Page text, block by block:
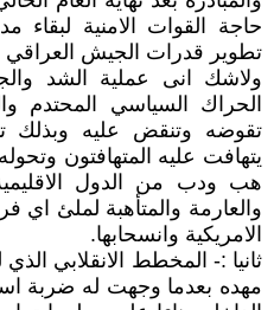
حاجة القوات الامنية
تطوير قدرات الجيش العراقي
ولاشك انى عملية الشد
الحراك السياسي المحتدم
تقوضه وتنقض عليه وبذلك
يتهافت عليه المتهافتون
هب ودب من الدول
والعارمة والمتأهبة لملئ اي
الامريكية وانسحابها.
ثانيا :- المخطط الانقلابي
مهده بعدما وجهت له ضربة